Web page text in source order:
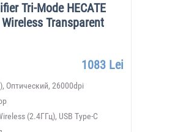
Tri-Mode HECATE
Wireless Transparent
1083 Lei
Оптический, 26000dpi
(2.4ГГц), USB Type-C